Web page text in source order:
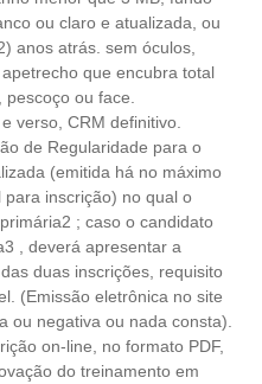
ou claro e atualizada, ou
anos atrás. sem óculos,
que encubra total
ou face.
verso, CRM definitivo.
de Regularidade para o
(emitida há no máximo
inscrição) no qual o
; caso o candidato
, deverá apresentar a
duas inscrições, requisito
(Emissão eletrônica no site
ou negativa ou nada consta).
on-line, no formato PDF,
do treinamento em